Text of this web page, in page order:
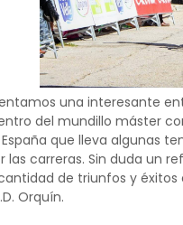
una interesante
del mundillo máster
que lleva algunas
las carreras. Sin duda un
de triunfos y
Orquín.